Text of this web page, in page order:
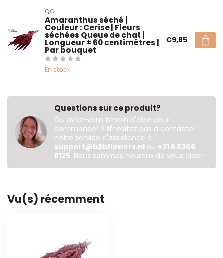
QC
Amaranthus séché |
Couleur : Cerise | Fleurs
séchées Queue de chat |
Longueur ± 60 centimètres |
Par bouquet
En stock
€9,85
Questions sur ce produit?
Ou avez-vous besoin d'aide pour
commander ? N'hésitez pas à contacter
notre service d'assistance à
support@b2bflowers.nl ou +31 6 8300
8125. Nous sommes heureux de vous aider !
Vu(s) récemment